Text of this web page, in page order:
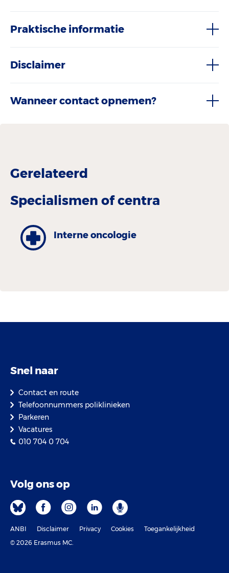
Praktische informatie
Disclaimer
Wanneer contact opnemen?
Gerelateerd
Specialismen of centra
Interne oncologie
Snel naar
Contact en route
Telefoonnummers poliklinieken
Parkeren
Vacatures
010 704 0 704
Volg ons op
ANBI Disclaimer Privacy Cookies
Toegankelijkheid
© 2026 Erasmus MC.